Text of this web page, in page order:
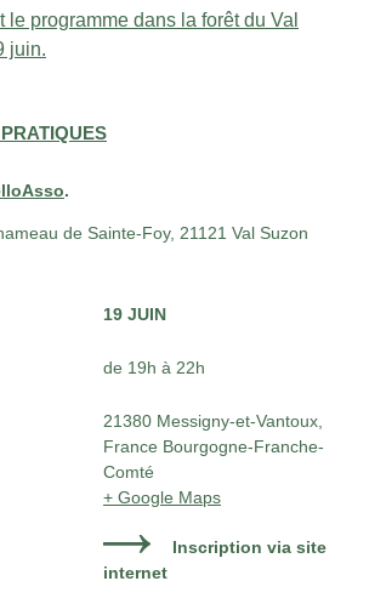
programme dans la forêt du Val
juin.
.
de Sainte-Foy, 21121 Val Suzon
19 JUIN
de 19h à 22h
21380 Messigny-et-Vantoux,
France Bourgogne-Franche-
Comté
+ Google Maps
Inscription via site
internet